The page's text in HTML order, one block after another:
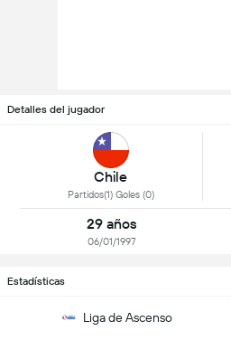
Detalles del jugador
Chile
Partidos(1) Goles (0)
29 años
06/01/1997
Estadísticas
Liga de Ascenso